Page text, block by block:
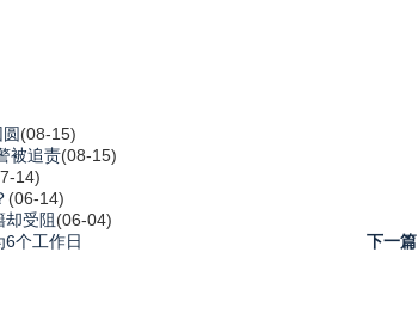
(08-15)
被追责(08-15)
14)
(06-14)
却受阻(06-04)
个工作日 下一篇